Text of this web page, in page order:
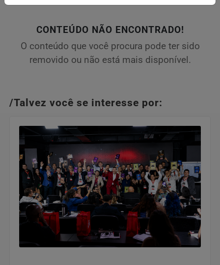
CONTEÚDO NÃO ENCONTRADO!
O conteúdo que você procura pode ter sido
removido ou não está mais disponível.
/Talvez você se interesse por: